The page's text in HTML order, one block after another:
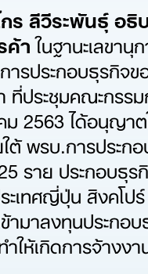
ร ลีวีระพันธุ์ อ
ค้าในฐานะเลขานุ
ารประกอบธุรกิจ
ที่ประชุมคณะกรร
2563 ได้อนุญา
ต้ พรบ.การประก
ราย ประกอบธุร
เทศญี่ปุ่น สิงคโป
ามาลงทุนประกอ
ให้เกิดการจ้างง